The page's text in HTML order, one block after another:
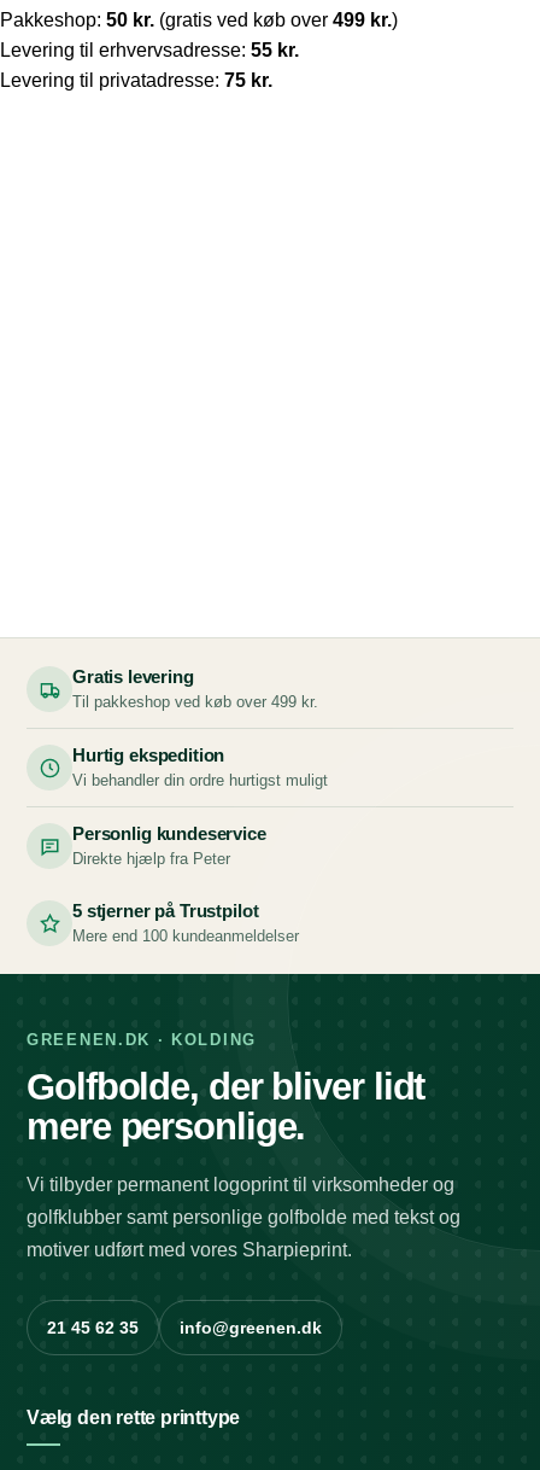
Pakkeshop: 50 kr. (gratis ved køb over 499 kr.)
Levering til erhvervsadresse: 55 kr.
Levering til privatadresse: 75 kr.
Gratis levering
Til pakkeshop ved køb over 499 kr.
Hurtig ekspedition
Vi behandler din ordre hurtigst muligt
Personlig kundeservice
Direkte hjælp fra Peter
5 stjerner på Trustpilot
Mere end 100 kundeanmeldelser
GREENEN.DK · KOLDING
Golfbolde, der bliver lidt
mere personlige.
Vi tilbyder permanent logoprint til virksomheder og
golfklubber samt personlige golfbolde med tekst og
motiver udført med vores Sharpieprint.
21 45 62 35 info@greenen.dk
Vælg den rette printtype